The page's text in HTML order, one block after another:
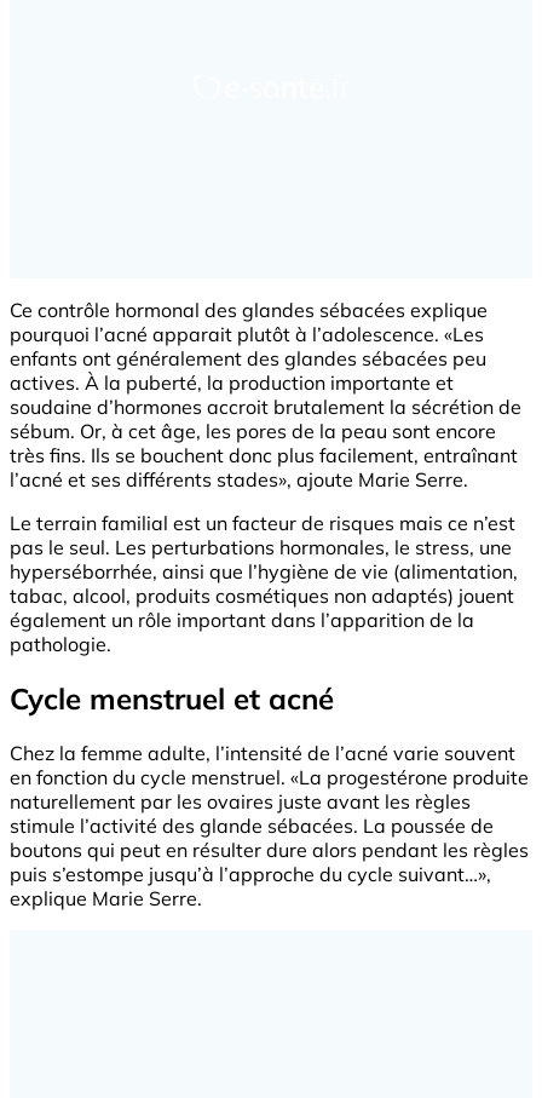
Ce contrôle hormonal des glandes sébacées explique
pourquoi l’acné apparait plutôt à l’adolescence. «Les
enfants ont généralement des glandes sébacées peu
actives. À la puberté, la production importante et
soudaine d’hormones accroit brutalement la sécrétion de
sébum. Or, à cet âge, les pores de la peau sont encore
très fins. Ils se bouchent donc plus facilement, entraînant
l’acné et ses différents stades», ajoute Marie Serre.
Le terrain familial est un facteur de risques mais ce n’est
pas le seul. Les perturbations hormonales, le stress, une
hyperséborrhée, ainsi que l’hygiène de vie (alimentation,
tabac, alcool, produits cosmétiques non adaptés) jouent
également un rôle important dans l’apparition de la
pathologie.
Cycle menstruel et acné
Chez la femme adulte, l’intensité de l’acné varie souvent
en fonction du cycle menstruel. «La progestérone produite
naturellement par les ovaires juste avant les règles
stimule l’activité des glande sébacées. La poussée de
boutons qui peut en résulter dure alors pendant les règles
puis s’estompe jusqu’à l’approche du cycle suivant…»,
explique Marie Serre.